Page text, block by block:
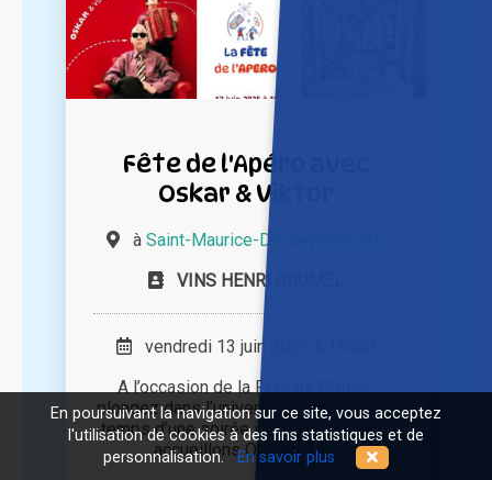
Fête de l'Apéro avec
Oskar & Viktor
à Saint-Maurice-De-Beynost (01)
VINS HENRI GRUMEL
vendredi 13 juin 2025 à 19h00
A l’occasion de la Fête de l’Apéro,
plongez dans l’univers de notre cave le
temps d’une soirée inoubliable ! Nous
accueillons OSKAR & [...]
En poursuivant la navigation sur ce site, vous acceptez
l'utilisation de cookies à des fins statistiques et de
personnalisation.En savoir plus